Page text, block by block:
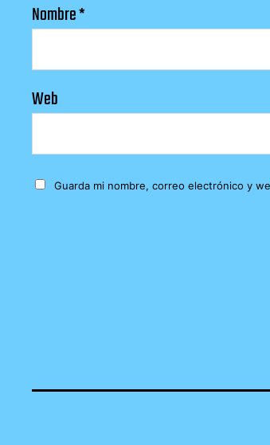
Nombre*
Web
Guarda mi nombre, correo electrónico y